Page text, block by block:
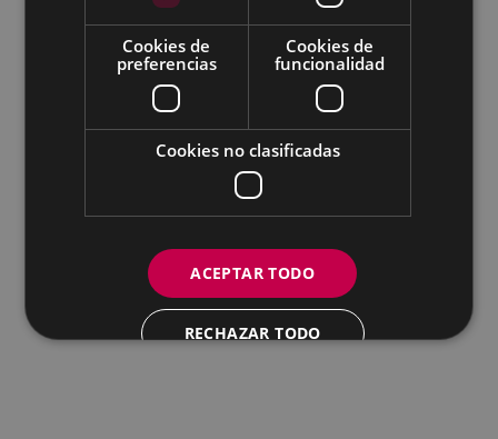
Tfnoa.: 943 70 84 00 / 010 | Faxa: 943 70 84 16 |
IFZ: P2003100A | DIR3 L01200300
Cookies de
preferencias
Cookies de
funcionalidad
Cookies no clasificadas
ACEPTAR TODO
RECHAZAR TODO